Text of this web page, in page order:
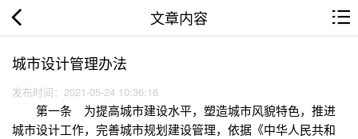
文章内容
城市设计管理办法
发布时间：2021-05-24 10:36:16
第一条 为提高城市建设水平，塑造城市风貌特色，推进
城市设计工作，完善城市规划建设管理，依据《中华人民共和